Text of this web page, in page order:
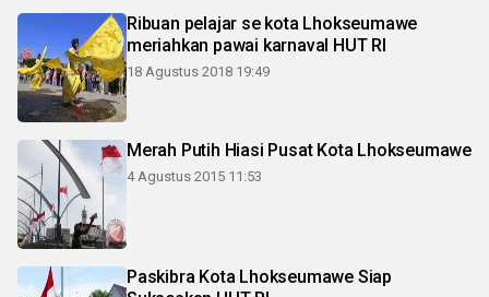
Ribuan pelajar se kota Lhokseumawe
meriahkan pawai karnaval HUT RI
18 Agustus 2018 19:49
Merah Putih Hiasi Pusat Kota Lhokseumawe
4 Agustus 2015 11:53
Paskibra Kota Lhokseumawe Siap